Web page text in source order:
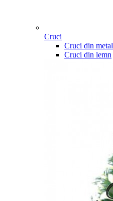
Cruci
Cruci din metal
Cruci din lemn